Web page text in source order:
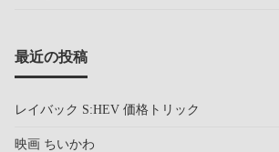
最近の投稿
レイバック S:HEV 価格トリック
映画 ちいかわ